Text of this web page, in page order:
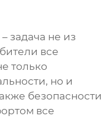
задача не из
все
только
но и
безопасности
все